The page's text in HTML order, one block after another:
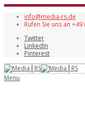
info@media-rs.de
Rufen Sie uns an
Twitter
LinkedIn
Pinterest
Menu